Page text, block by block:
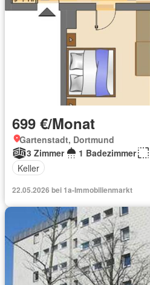
699 €/Monat
Gartenstadt, Dortmund
3 Zimmer
1 Badezimmer
Keller
22.05.2026 bei 1a-Immobilienmarkt